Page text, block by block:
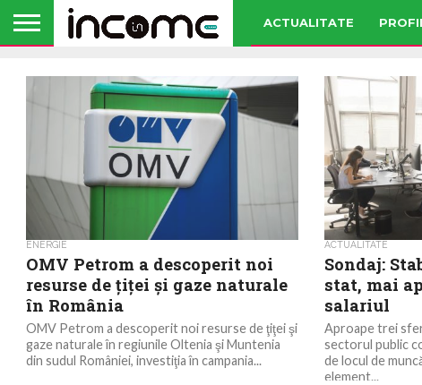
ACTUALITATE
ENERGIE
OMV Petrom a descoperit noi
resurse de ţiţei şi gaze naturale
în România
OMV Petrom a descoperit noi resurse de ţiţei şi
gaze naturale în regiunile Oltenia şi Muntenia
din sudul României, investiţia în campania...
ACTUALITATE
Sondaj:
stat, mai
salariul
Aproape trei
sectorul public
de locul de
element...